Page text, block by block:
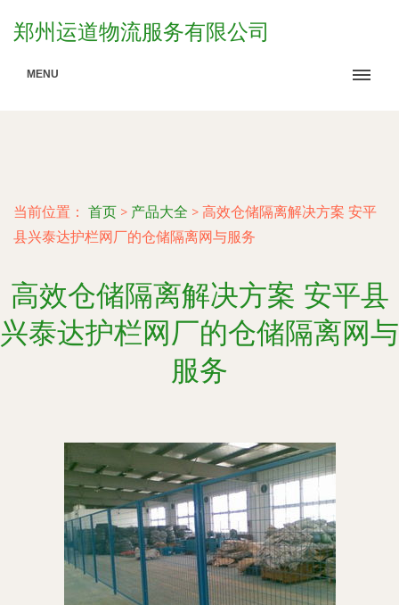
郑州运道物流服务有限公司
MENU
当前位置： 首页 > 产品大全 > 高效仓储隔离解决方案 安平
县兴泰达护栏网厂的仓储隔离网与服务
高效仓储隔离解决方案 安平县
兴泰达护栏网厂的仓储隔离网与
服务